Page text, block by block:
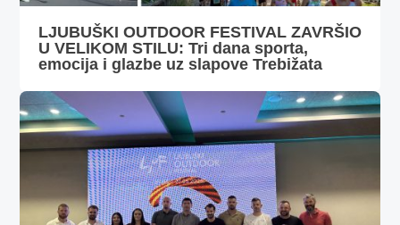
LJUBUŠKI OUTDOOR FESTIVAL ZAVRŠIO
U VELIKOM STILU: Tri dana sporta,
emocija i glazbe uz slapove Trebižata